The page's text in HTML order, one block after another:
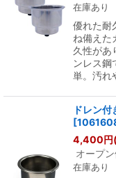
在庫あり
優れた耐
ね備えた
久性があ
ンレス鋼
単。汚れ
ドレン
[
4,400円
オープ
在庫あり